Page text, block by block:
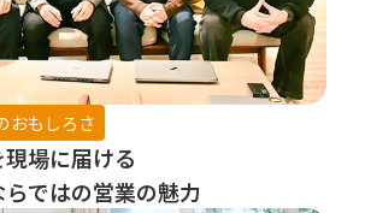
おもしろさ
場に届ける
ではの営業の魅力